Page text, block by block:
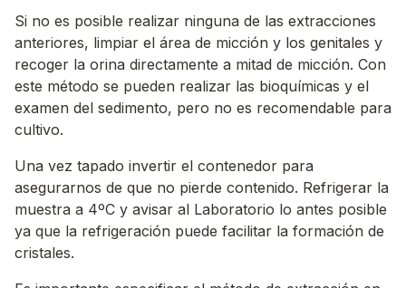
Si no es posible realizar ninguna de las extracciones
anteriores, limpiar el área de micción y los genitales y
recoger la orina directamente a mitad de micción. Con
este método se pueden realizar las bioquímicas y el
examen del sedimento, pero no es recomendable para
cultivo.
Una vez tapado invertir el contenedor para
asegurarnos de que no pierde contenido. Refrigerar la
muestra a 4ºC y avisar al Laboratorio lo antes posible
ya que la refrigeración puede facilitar la formación de
cristales.